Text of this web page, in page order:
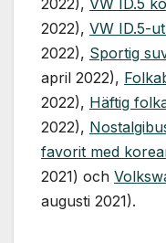
2022), VW ID.5
2022), VW ID.5-
2022), Sportig
april 2022),
2022), Häftig
2022),
favorit med
2021) och
augusti 2021).